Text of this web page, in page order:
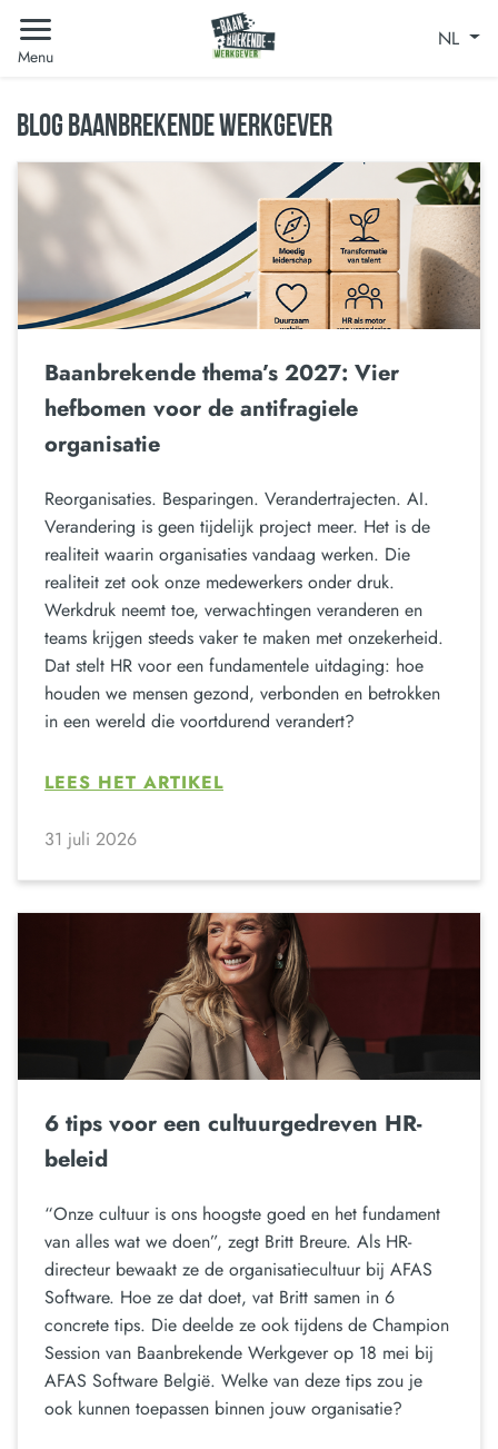
Menu
NL
BLOG BAANBREKENDE WERKGEVER
Baanbrekende thema’s 2027: Vier
hefbomen voor de antifragiele
organisatie
Reorganisaties. Besparingen. Verandertrajecten. AI.
Verandering is geen tijdelijk project meer. Het is de
realiteit waarin organisaties vandaag werken. Die
realiteit zet ook onze medewerkers onder druk.
Werkdruk neemt toe, verwachtingen veranderen en
teams krijgen steeds vaker te maken met onzekerheid.
Dat stelt HR voor een fundamentele uitdaging: hoe
houden we mensen gezond, verbonden en betrokken
in een wereld die voortdurend verandert?
LEES HET ARTIKEL
31 juli 2026
6 tips voor een cultuurgedreven HR-
beleid
“Onze cultuur is ons hoogste goed en het fundament
van alles wat we doen”, zegt Britt Breure. Als HR-
directeur bewaakt ze de organisatiecultuur bij AFAS
Software. Hoe ze dat doet, vat Britt samen in 6
concrete tips. Die deelde ze ook tijdens de Champion
Session van Baanbrekende Werkgever op 18 mei bij
AFAS Software België. Welke van deze tips zou je
ook kunnen toepassen binnen jouw organisatie?